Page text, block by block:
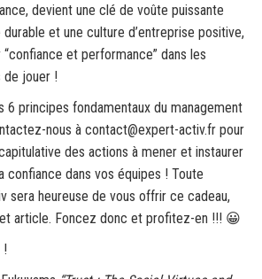
devient une clé de voûte puissante
et une culture d’entreprise positive,
et performance” dans les
de jouer !
6 principes fondamentaux du management
nous à contact@expert-activ.fr pour
des actions à mener et instaurer
confiance dans vos équipes ! Toute
sera heureuse de vous offrir ce cadeau,
article. Foncez donc et profitez-en !!! 😀
!